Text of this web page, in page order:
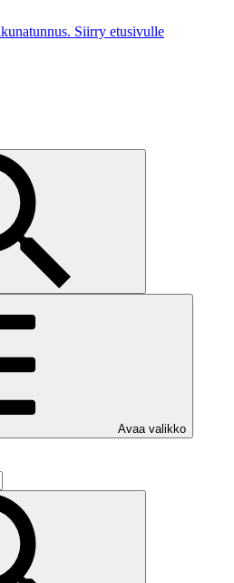
Siirry etusivulle
Avaa valikko